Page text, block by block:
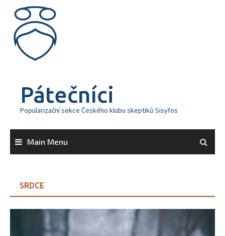
content
Pátečníci
Popularizační sekce Českého klubu skeptiků Sisyfos
Main Menu
SRDCE